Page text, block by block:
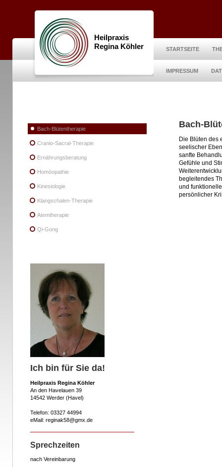
Heilpraxis
Regina Köhler
STARTSEITE
IMPRESSUM
Bach-Blütentherapie
Cranio-Sacral-Therapie
Ernährungsberatung
Homöopathie
Kinesiologie
Klangschalen-Therapie
Atemtherapie
Qi-Gong
Ich bin für Sie da!
Heilpraxis Regina Köhler
An den Havelauen 39
14542 Werder (Havel)
Telefon: 03327 44994
eMail: reginak58@gmx.de
Sprechzeiten
nach Vereinbarung
Bach-
Die Blüten des
seelischer
sanfte
Gefühle und
begleitendes
und
persönlicher